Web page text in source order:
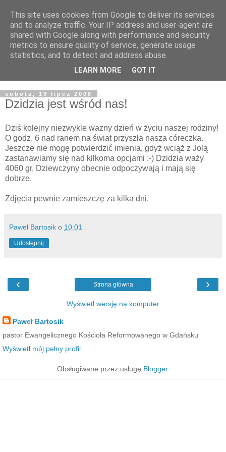
Żyjąc wiarą w REALNYM
świecie
Blog pastora Pawła Bartosika
sobota, 19 lipca 2008
Dzidzia jest wśród nas!
Dziś kolejny niezwykle wazny dzień w życiu naszej rodziny!
O godz. 6 nad ranem na świat przyszła nasza córeczka.
Jeszcze nie mogę potwierdzić imienia, gdyż wciąż z Jolą
zastanawiamy się nad kilkoma opcjami :-) Dzidzia waży
4060 gr. Dziewczyny obecnie odpoczywają i mają się
dobrze.
Zdjęcia pewnie zamieszczę za kilka dni.
Paweł Bartosik o 10:01
Udostępnij
‹ ›
Strona główna
Wyświetl wersję na komputer
Paweł Bartosik
pastor Ewangelicznego Kościoła Reformowanego w Gdańsku
Wyświetl mój pełny profil
Obsługiwane przez usługę Blogger.
This site uses cookies from Google to deliver its services
and to analyze traffic. Your IP address and user-agent are
shared with Google along with performance and security
metrics to ensure quality of service, generate usage
statistics, and to detect and address abuse.
LEARN MORE GOT IT